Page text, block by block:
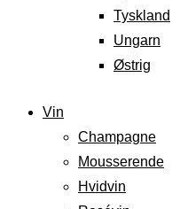
Tyskland
Ungarn
Østrig
Vin
Champagne
Mousserende
Hvidvin